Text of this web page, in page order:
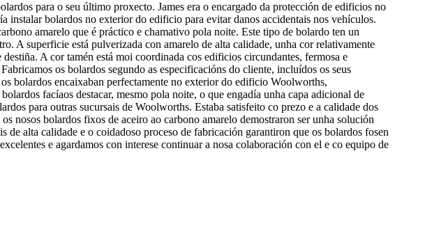
para o seu último proxecto. James era o encargado da protección de edificios no
bolardos no exterior do edificio para evitar danos accidentais nos vehículos.
amarelo que é práctico e chamativo pola noite. Este tipo de bolardo ten un
A superficie está pulverizada con amarelo de alta calidade, unha cor relativamente
A cor tamén está moi coordinada cos edificios circundantes, fermosa e
os bolardos segundo as especificacións do cliente, incluídos os seus
bolardos encaixaban perfectamente no exterior do edificio Woolworths,
facíaos destacar, mesmo pola noite, o que engadía unha capa adicional de
para outras sucursais de Woolworths. Estaba satisfeito co prezo e a calidade dos
nosos bolardos fixos de aceiro ao carbono amarelo demostraron ser unha solución
alta calidade e o coidadoso proceso de fabricación garantiron que os bolardos fosen
e agardamos con interese continuar a nosa colaboración con el e co equipo de